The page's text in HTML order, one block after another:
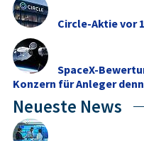
Circle-Aktie vor
SpaceX-
Konzern für Anleger
Neueste News